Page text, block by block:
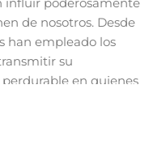
de nosotros. Desde
han empleado los
su
en quienes